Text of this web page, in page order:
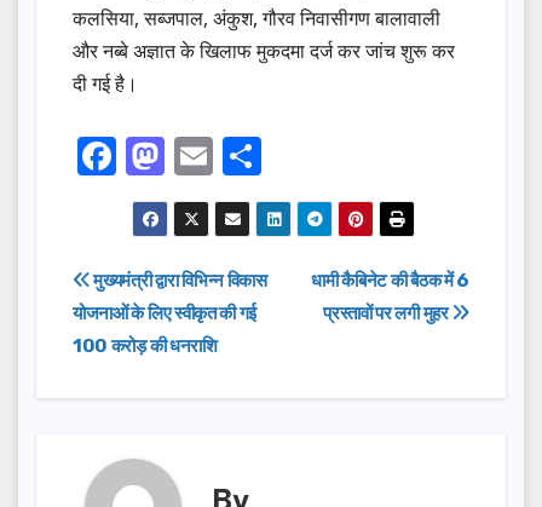
कलसिया, सब्जपाल, अंकुश, गौरव निवासीगण बालावाली
और नब्बे अज्ञात के खिलाफ मुकदमा दर्ज कर जांच शुरू कर
दी गई है।
F
a
c
e
b
o
o
M
a
st
o
d
o
n
E
m
ail
h
ar
e
Post
navigation
धामी कैबिनेट की बैठक में 6
प्रस्तावों पर लगी मुहर
मुख्यमंत्री द्वारा विभिन्न विकास
योजनाओं के लिए स्वीकृत की गई
100 करोड़ की धनराशि
By